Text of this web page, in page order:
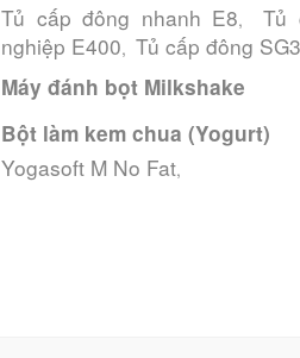
Tủ cấp đông nhanh E8, Tủ
nghiệp E400, Tủ cấp đông
Máy đánh bọt Milkshake
Bột làm kem chua (Yogurt)
Yogasoft M No Fat,